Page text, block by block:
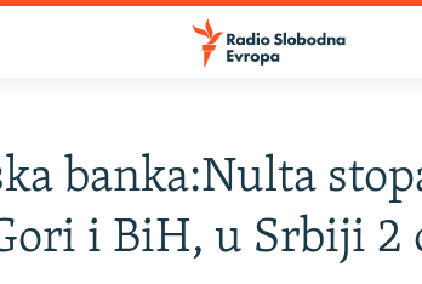
banka:Nulta
i BiH, u Srbiji 2